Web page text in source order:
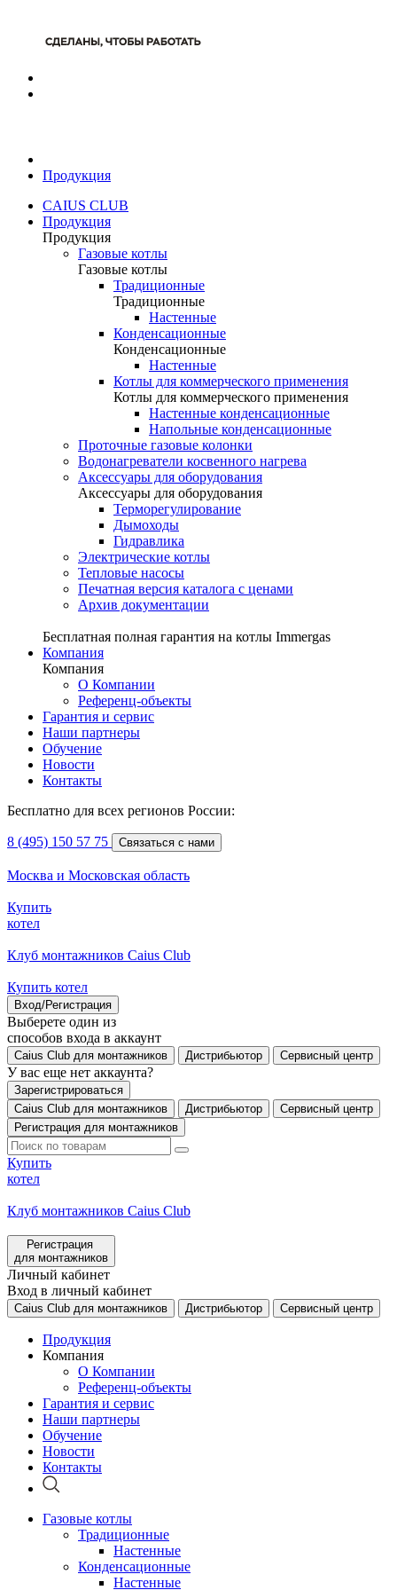
Продукция
CAIUS CLUB
Продукция
Продукция
Газовые котлы
Газовые котлы
Традиционные
Традиционные
Настенные
Конденсационные
Конденсационные
Настенные
Котлы для коммерческого применения
Котлы для коммерческого применения
Настенные конденсационные
Напольные конденсационные
Проточные газовые колонки
Водонагреватели косвенного нагрева
Аксессуары для оборудования
Аксессуары для оборудования
Терморегулирование
Дымоходы
Гидравлика
Электрические котлы
Тепловые насосы
Печатная версия каталога с ценами
Архив документации
Бесплатная полная гарантия на котлы Immergas
Компания
Компания
О Компании
Референц-объекты
Гарантия и сервис
Наши партнеры
Обучение
Новости
Контакты
Бесплатно для всех регионов России:
8 (495) 150 57 75 Связаться с нами
Москва и Московская область
Купить
котел
Клуб монтажников Caius Club
Купить котел
Вход/Регистрация
Выберете один из
способов входа в аккаунт
Caius Club для монтажников Дистрибьютор Сервисный центр
У вас еще нет аккаунта?
Зарегистрироваться
Caius Club для монтажников
Дистрибьютор
Сервисный центр
Регистрация для монтажников
Купить
котел
Клуб монтажников Caius Club
Регистрация
для монтажников
Личный кабинет
Вход в личный кабинет
Caius Club для монтажников Дистрибьютор Сервисный центр
Продукция
Компания
О Компании
Референц-объекты
Гарантия и сервис
Наши партнеры
Обучение
Новости
Контакты
Газовые котлы
Традиционные
Настенные
Конденсационные
Настенные